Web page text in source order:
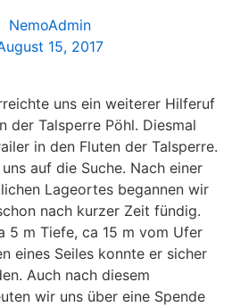
NemoAdmin
15, 2017
uns ein weiterer Hilferuf
der Talsperre Pöhl. Diesmal
in den Fluten der Talsperre.
auf die Suche. Nach einer
Lageortes begannen wir
nach kurzer Zeit fündig.
5 m Tiefe, ca 15 m vom Ufer
eines Seiles konnte er sicher
Auch nach diesem
wir uns über eine Spende